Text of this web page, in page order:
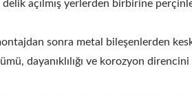
açılmış yerlerden birbirine
sonra metal bileşenlerden
dayanıklılığı ve korozyon